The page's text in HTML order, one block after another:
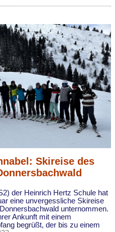
Skireise des
der Heinrich Hertz Schule hat
eine unvergessliche Skireise
unternommen.
Ankunft mit einem
begrüßt, der bis zu einem